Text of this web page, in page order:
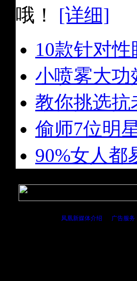
哦！ [详细]
10款针对
小喷雾大功
教你挑选抗
偷师7位明
90%女人都
凤凰新媒体介绍 广告服务